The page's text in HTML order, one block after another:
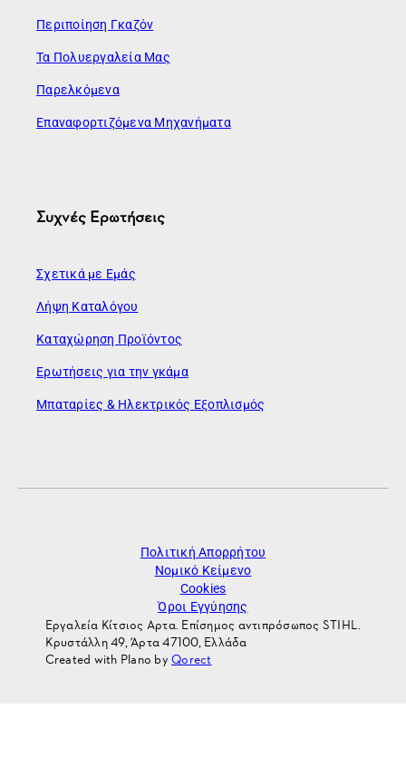
Περιποίηση Γκαζόν
Τα Πολυεργαλεία Μας
Παρελκόμενα
Επαναφορτιζόμενα Μηχανήματα
Συχνές Ερωτήσεις
Σχετικά με Εμάς
Λήψη Καταλόγου
Καταχώρηση Προϊόντος
Ερωτήσεις για την γκάμα
Μπαταρίες & Ηλεκτρικός Εξοπλισμός
Πολιτική Απορρήτου
Νομικό Κείμενο
Cookies
Όροι Εγγύησης
Εργαλεία Κίτσιος Αρτα. Επίσημος αντιπρόσωπος STIHL.
Κρυστάλλη 49, Άρτα 47100, Ελλάδα
Created with Plano byQorect